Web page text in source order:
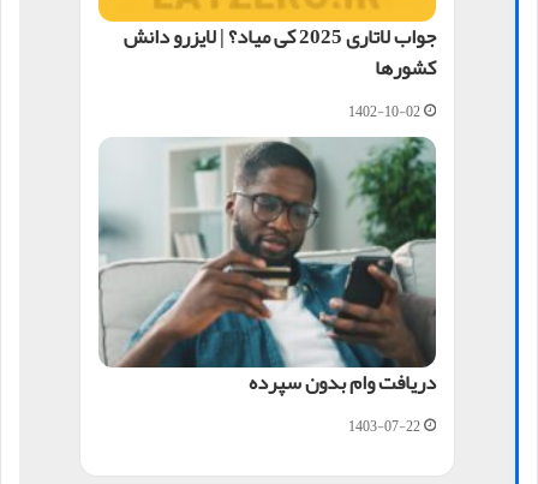
جواب لاتاری 2025 کی میاد؟ | لایزرو دانش
کشورها
1402-10-02
دریافت وام بدون سپرده
1403-07-22